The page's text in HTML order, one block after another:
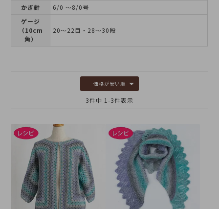
かぎ針
6/0 ～8/0号
ゲージ
（10cm
角）
20～22目・28～30段
価格が安い順
3件中 1 -3件表示